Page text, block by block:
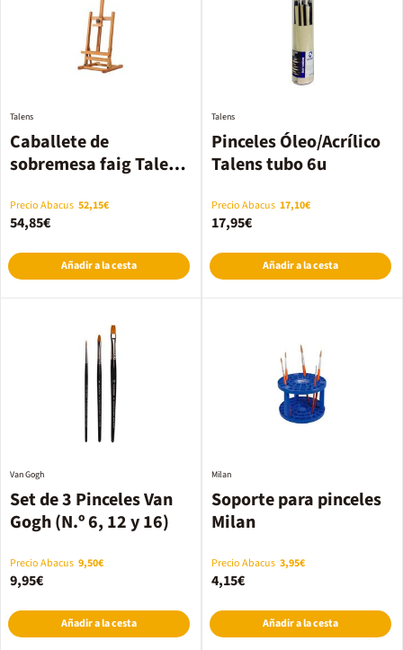
Caballete de
sobremesa faig Talens
Talens
Precio Abacus 52,15€
54,85€
Añadir a la cesta
Pinceles Óleo/Acrílico
Talens tubo 6u
Talens
Precio Abacus 17,10€
17,95€
Añadir a la cesta
Set de 3 Pinceles Van
Gogh (N.º 6, 12 y 16)
Van Gogh
Precio Abacus 9,50€
9,95€
Añadir a la cesta
Soporte para pinceles
Milan
Milan
Precio Abacus 3,95€
4,15€
Añadir a la cesta